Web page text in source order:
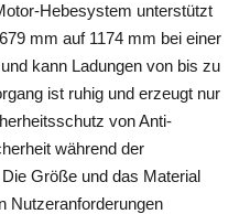
Hebesystem unterstützt
mm auf 1174 mm bei einer
kann Ladungen von bis zu
ist ruhig und erzeugt nur
von Anti-
während der
Größe und das Material
Nutzeranforderungen